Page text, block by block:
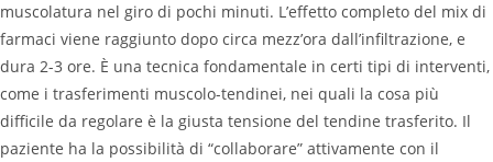
muscolatura nel giro di pochi minuti. L’effetto completo del mix di
farmaci viene raggiunto dopo circa mezz’ora dall’infiltrazione, e
dura 2-3 ore. È una tecnica fondamentale in certi tipi di interventi,
come i trasferimenti muscolo-tendinei, nei quali la cosa più
difficile da regolare è la giusta tensione del tendine trasferito. Il
paziente ha la possibilità di “collaborare” attivamente con il